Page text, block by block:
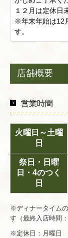
１２月は定休日
※年末年始は12
す。
店舗概要
営業時間
火曜日～土曜
日
祭日・日曜
日・4のつく
日
※ディナータイム
す（最終入店時間：
※定休日：月曜日